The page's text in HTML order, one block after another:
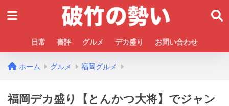
日常 書評 グルメ デカ盛り お問い合わせ
ホーム グルメ 福岡グルメ
福岡デカ盛り【とんかつ大将】でジャン